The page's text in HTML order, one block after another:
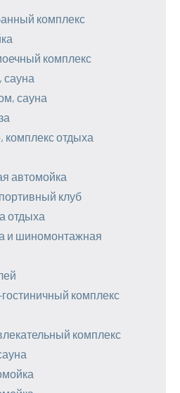
комплекс
комплекс
сауна
отдыха
автомойка
клуб
отдыха
и шиномонтажная
комплекс
комплекс